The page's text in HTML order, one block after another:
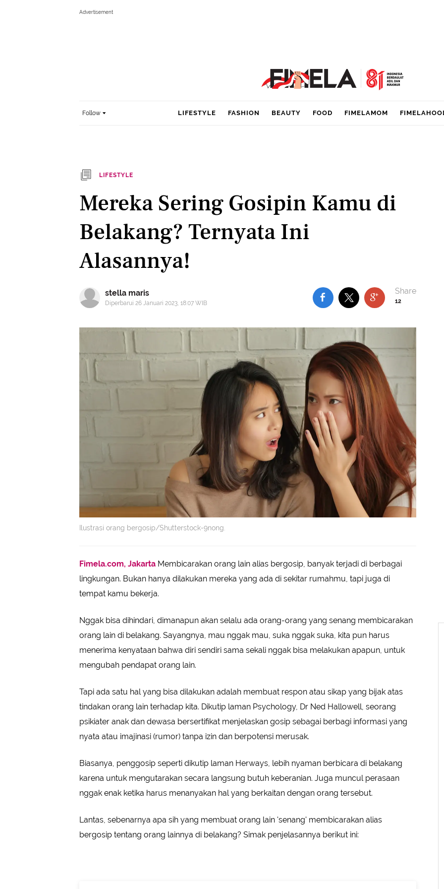
Follow LIFESTYLE FASHION BEAUTY FOOD FIMELAMOM
LIFESTYLE
Mereka Sering Gosipin Kamu di
Belakang? Ternyata Ini
Alasannya!
stella maris
Diperbarui 26 Januari 2023, 18:07 WIB 12
Ilustrasi orang bergosip/Shutterstock-9nong.
Fimela.com, Jakarta Membicarakan orang lain alias bergosip, banyak terjadi di berbagai
lingkungan. Bukan hanya dilakukan mereka yang ada di sekitar rumahmu, tapi juga di
tempat kamu bekerja.
Nggak bisa dihindari, dimanapun akan selalu ada orang-orang yang senang membicarakan
orang lain di belakang. Sayangnya, mau nggak mau, suka nggak suka, kita pun harus
menerima kenyataan bahwa diri sendiri sama sekali nggak bisa melakukan apapun, untuk
mengubah pendapat orang lain.
Tapi ada satu hal yang bisa dilakukan adalah membuat respon atau sikap yang bijak atas
tindakan orang lain terhadap kita. Dikutip laman Psychology, Dr Ned Hallowell, seorang
psikiater anak dan dewasa bersertifikat menjelaskan gosip sebagai berbagi informasi yang
nyata atau imajinasi (rumor) tanpa izin dan berpotensi merusak.
Biasanya, penggosip seperti dikutip laman Herways, lebih nyaman berbicara di belakang
karena untuk mengutarakan secara langsung butuh keberanian. Juga muncul perasaan
nggak enak ketika harus menanyakan hal yang berkaitan dengan orang tersebut.
Lantas, sebenarnya apa sih yang membuat orang lain 'senang' membicarakan alias
bergosip tentang orang lainnya di belakang? Simak penjelasannya berikut ini: